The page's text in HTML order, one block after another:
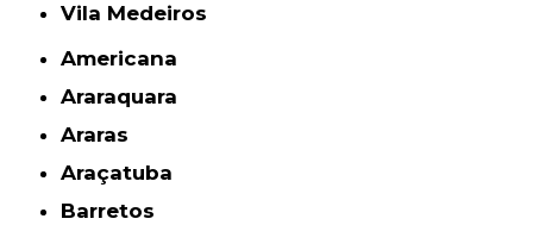
Vila Medeiros
Americana
Araraquara
Araras
Araçatuba
Barretos